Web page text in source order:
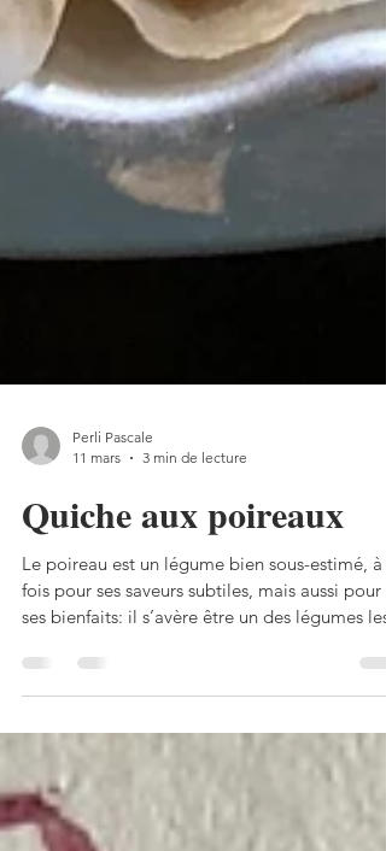
11 mars
3 min de lecture
Quiche aux poireaux
ses bienfaits: il s’avère être un des légumes les
plus tonifiants pour le Yang, car bien
réchauffant! Comme l’oignon et l’ail de la
même famille des Alliacées, c’est une merveille
pour le corps, surtout en hiver, quand on